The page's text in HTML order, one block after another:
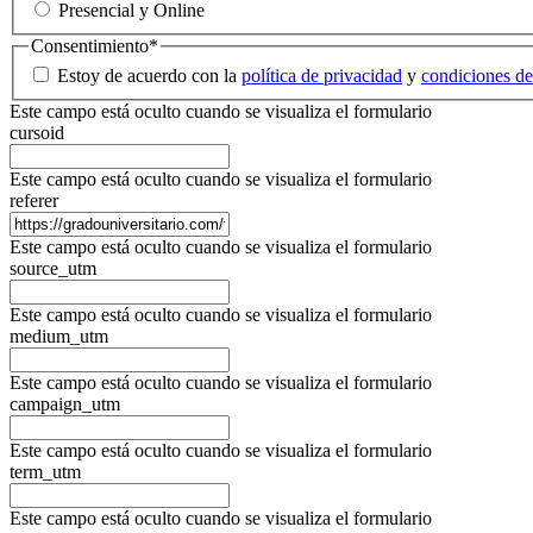
Presencial y Online
Consentimiento*
Estoy de acuerdo con la política de privacidad y condiciones
Este campo está oculto cuando se visualiza el formulario
cursoid
Este campo está oculto cuando se visualiza el formulario
referer
Este campo está oculto cuando se visualiza el formulario
source_utm
Este campo está oculto cuando se visualiza el formulario
medium_utm
Este campo está oculto cuando se visualiza el formulario
campaign_utm
Este campo está oculto cuando se visualiza el formulario
term_utm
Este campo está oculto cuando se visualiza el formulario